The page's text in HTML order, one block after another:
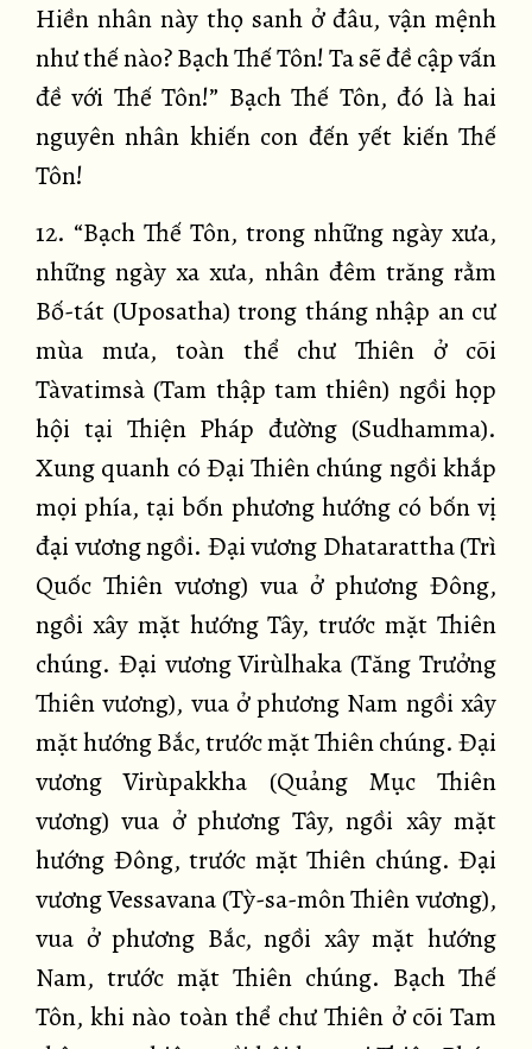
Hiền nhân này thọ sanh ở đâu, vận mệnh
như thế nào? Bạch Thế Tôn! Ta sẽ đề cập vấn
đề với Thế Tôn!” Bạch Thế Tôn, đó là hai
nguyên nhân khiến con đến yết kiến Thế
Tôn!
12. “Bạch Thế Tôn, trong những ngày xưa,
những ngày xa xưa, nhân đêm trăng rằm
Bố-tát (Uposatha) trong tháng nhập an cư
mùa mưa, toàn thể chư Thiên ở cõi
Tàvatimsà (Tam thập tam thiên) ngồi họp
hội tại Thiện Pháp đường (Sudhamma).
Xung quanh có Đại Thiên chúng ngồi khắp
mọi phía, tại bốn phương hướng có bốn vị
đại vương ngồi. Đại vương Dhatarattha (Trì
Quốc Thiên vương) vua ở phương Đông,
ngồi xây mặt hướng Tây, trước mặt Thiên
chúng. Đại vương Virùlhaka (Tăng Trưởng
Thiên vương), vua ở phương Nam ngồi xây
mặt hướng Bắc, trước mặt Thiên chúng. Đại
vương Virùpakkha (Quảng Mục Thiên
vương) vua ở phương Tây, ngồi xây mặt
hướng Đông, trước mặt Thiên chúng. Đại
vương Vessavana (Tỳ-sa-môn Thiên vương),
vua ở phương Bắc, ngồi xây mặt hướng
Nam, trước mặt Thiên chúng. Bạch Thế
Tôn, khi nào toàn thể chư Thiên ở cõi Tam